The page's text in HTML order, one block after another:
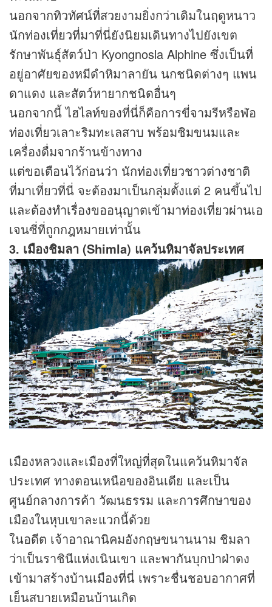
นอกจากทิวทัศน์ที่สวยงามยิ่งกว่าเดิมในฤดูหนาว
นักท่องเที่ยวที่มาที่นี่ยังนิยมเดินทางไปยังเขต
รักษาพันธุ์สัตว์ป่า Kyongnosla Alphine ซึ่งเป็นที่
อยู่อาศัยของหมีดำหิมาลายัน นกชนิดต่างๆ แพน
ดาแดง และสัตว์หายากชนิดอื่นๆ
นอกจากนี้ ไฮไลท์ของที่นี่ก็คือการขี่จามรีหรือฬ่อ
ท่องเที่ยวเลาะริมทะเลสาบ พร้อมชิมขนมและ
เครื่องดื่มจากร้านข้างทาง
แต่ขอเตือนไว้ก่อนว่า นักท่องเที่ยวชาวต่างชาติ
ที่มาเที่ยวที่นี่ จะต้องมาเป็นกลุ่มตั้งแต่ 2 คนขึ้นไป
และต้องทำเรื่องขออนุญาตเข้ามาท่องเที่ยวผ่านเอ
เจนซี่ที่ถูกกฎหมายเท่านั้น
3. เมืองชิมลา (Shimla) แคว้นหิมาจัลประเทศ
เมืองหลวงและเมืองที่ใหญ่ที่สุดในแคว้นหิมาจัล
ประเทศ ทางตอนเหนือของอินเดีย และเป็น
ศูนย์กลางการค้า วัฒนธรรม และการศึกษาของ
เมืองในหุบเขาละแวกนี้ด้วย
ในอดีต เจ้าอาณานิคมอังกฤษขนานนาม ชิมลา
ว่าเป็นราชินีแห่งเนินเขา และพากันบุกป่าฝ่าดง
เข้ามาสร้างบ้านเมืองที่นี่ เพราะชื่นชอบอากาศที่
เย็นสบายเหมือนบ้านเกิด